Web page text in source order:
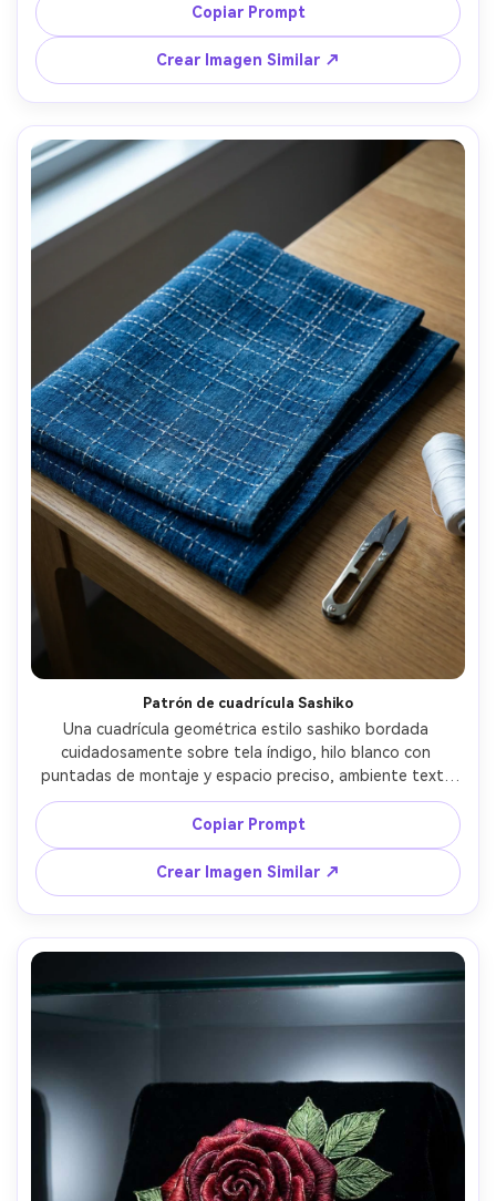
manualidades pastel con carretes de hilo, iluminación
suave de alta clave, tomada con Fujifilm GFX, 80mm,
enfoque nítido, estética adorable lista para redes
sociales --ar 4:5
Copiar Prompt
Crear Imagen Similar ↗
Patrón de cuadrícula Sashiko
Una cuadrícula geométrica estilo sashiko bordada
cuidadosamente sobre tela índigo, hilo blanco con
puntadas de montaje y espacio preciso, ambiente textil
japonés tradicional, tela doblada con pliegues limpios,
pocos accesorios, luz direccional fría, tomada con Sony
A7R V, 35mm, alta claridad, textura de fibra realista,
estética artesanal calmada --ar 4:5
Copiar Prompt
Crear Imagen Similar ↗